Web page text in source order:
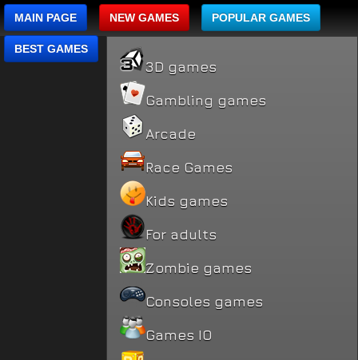
MAIN PAGE NEW GAMES POPULAR GAMES
BEST GAMES
3D games
Gambling games
Arcade
Race Games
Kids games
For adults
Zombie games
Consoles games
Games IO